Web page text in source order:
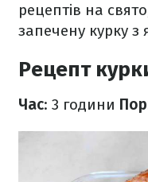
рецептів на
запечену курку з
Рецепт
Час: 3 години